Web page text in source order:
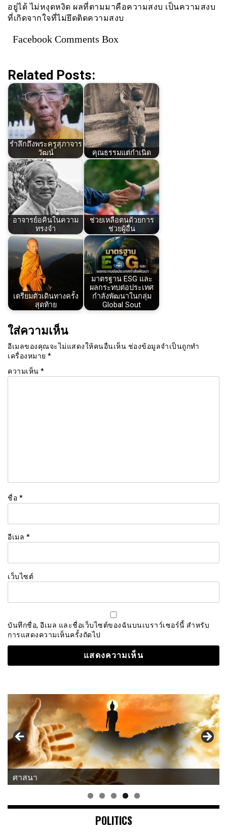
อยู่ได้ ไม่หงุดหงิด ผลที่ตามมาคือความสงบ เป็นความสงบ
ที่เกิดจากใจที่ไม่ยึดติดความสงบ
Facebook Comments Box
Related Posts:
รำลึกถึงพระครูสุภาจาร
วัฒน์
คุณธรรมแต่กำเนิด
อาจารย์อคินในความ
ทรงจำ
ช่วยเหลือตนด้วยการ
ช่วยผู้อื่น
เตรียมตัวเดินทางครั้ง
สุดท้าย
มาตรฐาน ESG และ
ผลกระทบต่อประเทศ
กำลังพัฒนาในกลุ่ม
Global Sout
ใส่ความเห็น
อีเมลของคุณจะไม่แสดงให้คนอื่นเห็น ช่องข้อมูลจำเป็นถูกทำ
เครื่องหมาย *
ความเห็น *
ชื่อ *
อีเมล *
เว็บไซต์
บันทึกชื่อ, อีเมล และชื่อเว็บไซต์ของฉันบนเบราว์เซอร์นี้ สำหรับ
การแสดงความเห็นครั้งถัดไป
แนวคิด-คำคม
POLITICS